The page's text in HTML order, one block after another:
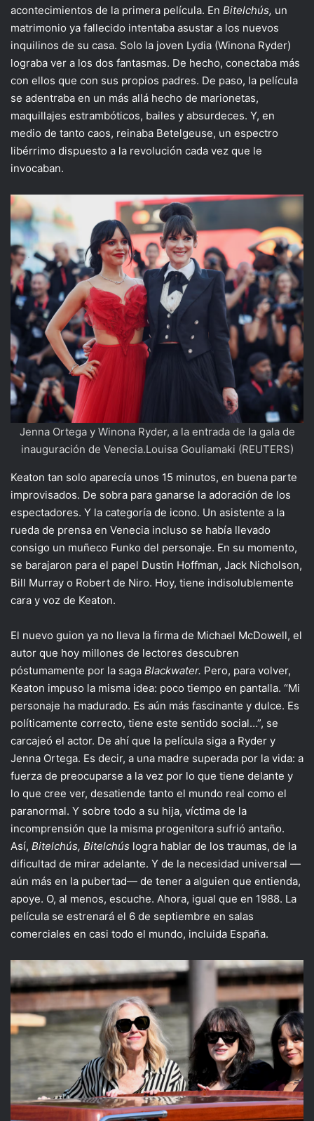
acontecimientos de la primera película. En Bitelchús, un
matrimonio ya fallecido intentaba asustar a los nuevos
inquilinos de su casa. Solo la joven Lydia (Winona Ryder)
lograba ver a los dos fantasmas. De hecho, conectaba más
con ellos que con sus propios padres. De paso, la película
se adentraba en un más allá hecho de marionetas,
maquillajes estrambóticos, bailes y absurdeces. Y, en
medio de tanto caos, reinaba Betelgeuse, un espectro
libérrimo dispuesto a la revolución cada vez que le
invocaban.
Jenna Ortega y Winona Ryder, a la entrada de la gala de
inauguración de Venecia.Louisa Gouliamaki (REUTERS)
Keaton tan solo aparecía unos 15 minutos, en buena parte
improvisados. De sobra para ganarse la adoración de los
espectadores. Y la categoría de icono. Un asistente a la
rueda de prensa en Venecia incluso se había llevado
consigo un muñeco Funko del personaje. En su momento,
se barajaron para el papel Dustin Hoffman, Jack Nicholson,
Bill Murray o Robert de Niro. Hoy, tiene indisolublemente
cara y voz de Keaton.
El nuevo guion ya no lleva la firma de Michael McDowell, el
autor que hoy millones de lectores descubren
póstumamente por la saga Blackwater. Pero, para volver,
Keaton impuso la misma idea: poco tiempo en pantalla. “Mi
personaje ha madurado. Es aún más fascinante y dulce. Es
políticamente correcto, tiene este sentido social…”, se
carcajeó el actor. De ahí que la película siga a Ryder y
Jenna Ortega. Es decir, a una madre superada por la vida: a
fuerza de preocuparse a la vez por lo que tiene delante y
lo que cree ver, desatiende tanto el mundo real como el
paranormal. Y sobre todo a su hija, víctima de la
incomprensión que la misma progenitora sufrió antaño.
Así, Bitelchús, Bitelchús logra hablar de los traumas, de la
dificultad de mirar adelante. Y de la necesidad universal —
aún más en la pubertad— de tener a alguien que entienda,
apoye. O, al menos, escuche. Ahora, igual que en 1988. La
película se estrenará el 6 de septiembre en salas
comerciales en casi todo el mundo, incluida España.